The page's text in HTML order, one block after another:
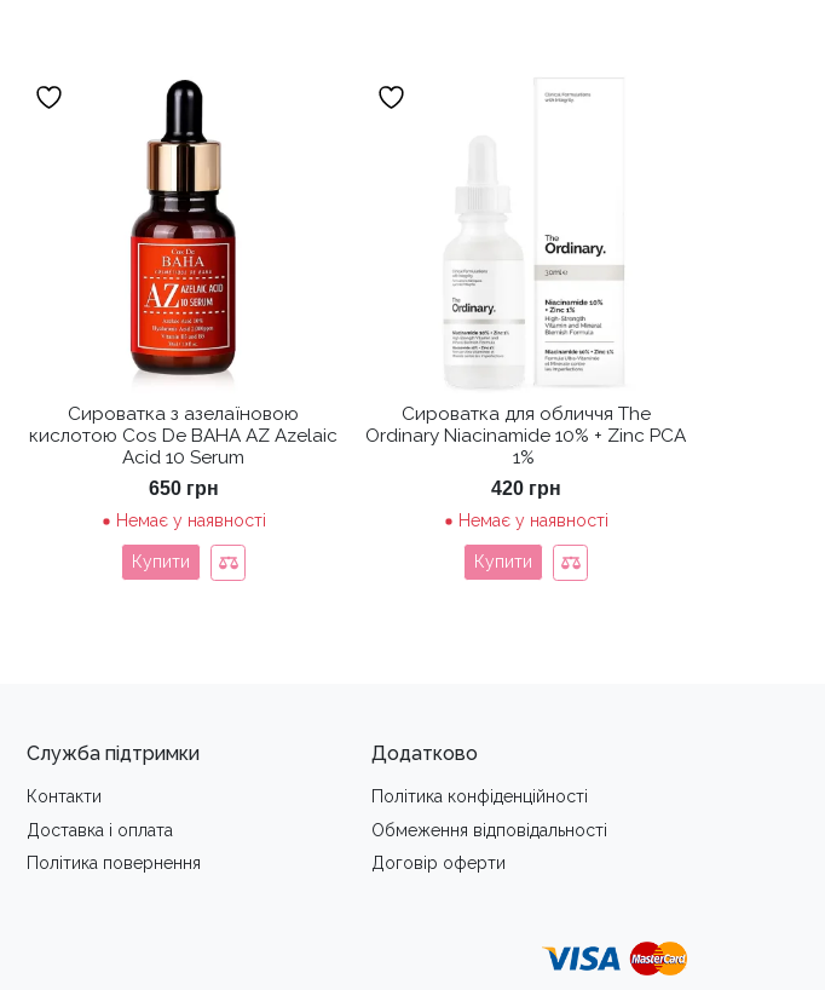
Сироватка з азелаїновою
кислотою Cos De BAHA AZ Azelaic
Acid 10 Serum
650 грн
Немає у наявності
Купити
Сироватка для обличчя The
Ordinary Niacinamide 10% + Zinc PCA
1%
420 грн
Немає у наявності
Купити
Служба підтримки
Контакти
Доставка i оплата
Політика повернення
Додатково
Політика конфіденційності
Обмеження вiдповiдальностi
Договір оферти